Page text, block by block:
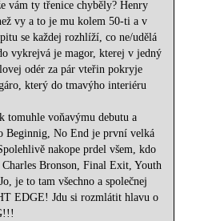
vám ty třenice chyběly? Henry
vy a to je mu kolem 50-ti a v
se každej rozhlíží, co ne/udělá
vykrejvá je magor, kterej v jedný
odér za pár vteřin pokryje
který do tmavýho interiéru
tomuhle voňavýmu debutu a
Beginnig, No End je první velká
nakope prdel všem, kdo
Bronson, Final Exit, Youth
je to tam všechno a společnej
EDGE! Jdu si rozmlátit hlavu o